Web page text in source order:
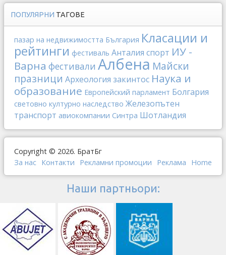
ПОПУЛЯРНИ ТАГОВЕ
пазар на недвижимостта България Класации и
рейтинги фестиваль Анталия спорт ИУ -
Варна фестивали Албена Майски
празници Археология закинтос Наука и
образование Европейский парламент Болгария
световно културно наследство Железопътен
транспорт авиокомпании Синтра Шотландия
Copyright © 2026. БратБг
За нас Контакти Рекламни промоции Реклама Home
Наши партньори: